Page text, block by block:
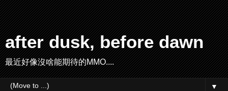
after dusk, before dawn
最近好像沒啥能期待的MMO....
▼